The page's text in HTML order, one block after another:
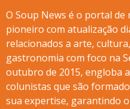
O Soup News é o portal de
pioneiro com atualização
relacionados a arte,
gastronomia com foco na
outubro de 2015, engloba
colunistas que são
sua expertise, garantindo